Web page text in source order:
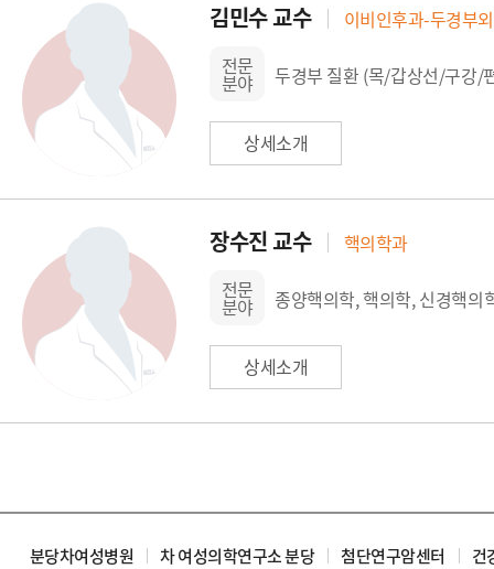
김민수 교수
이비인후과-두경부
전문
분야 두경부 질환 (목/갑상선/구강/
상세소개
장수진 교수
핵의학과
전문
분야 종양핵의학, 핵의학, 신경핵의
상세소개
분당차여성병원 차 여성의학연구소 분당 첨단연구암센터 건